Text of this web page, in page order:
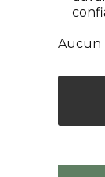
Aucun